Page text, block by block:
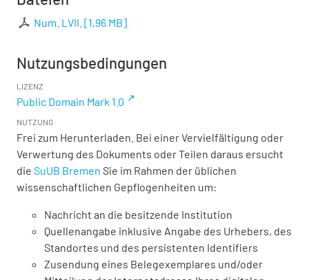
Num. LVII. [1,96 MB]
Nutzungsbedingungen
LIZENZ
Public Domain Mark 1.0
NUTZUNG
Frei zum Herunterladen. Bei einer Vervielfältigung oder
Verwertung des Dokuments oder Teilen daraus ersucht
die SuUB Bremen Sie im Rahmen der üblichen
wissenschaftlichen Gepflogenheiten um:
Nachricht an die besitzende Institution
Quellenangabe inklusive Angabe des Urhebers, des
Standortes und des persistenten Identifiers
Zusendung eines Belegexemplares und/oder